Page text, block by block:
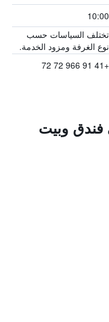
10:00
تختلف السياسات حسب
نوع الغرفة ومزود الخدمة.
+41 91 966 72 72
فندق وبيت